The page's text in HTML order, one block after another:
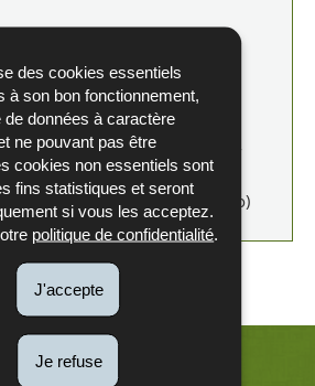
des cookies essentiels
à son bon fonctionnement,
de données à caractère
ne pouvant pas être
cookies non essentiels sont
fins statistiques et seront
si vous les acceptez.
politique de confidentialité.
J'accepte
Je refuse
in Luxemburg:
mehr Lebensqualität!
noire au Luxembourg
(Pdf -
lumineuse (Pdf - 2,86 Mo)
03/2026